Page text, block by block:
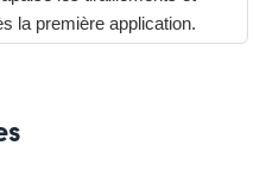
la première application.
protégée durablement.